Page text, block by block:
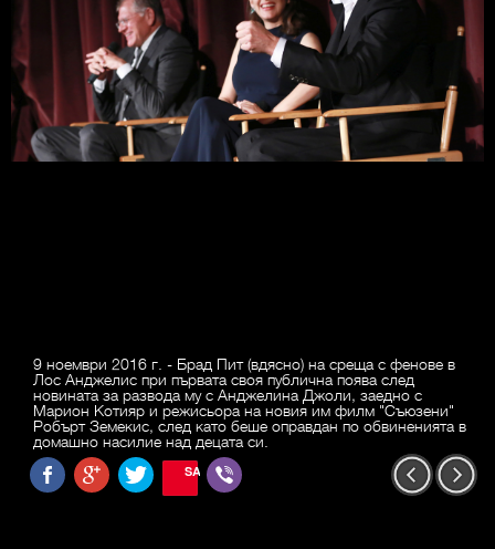
9 ноември 2016 г. - Брад Пит (вдясно) на среща с фенове в
Лос Анджелис при първата своя публична поява след
новината за развода му с Анджелина Джоли, заедно с
Марион Котияр и режисьора на новия им филм "Съюзени"
Робърт Земекис, след като беше оправдан по обвиненията в
домашно насилие над децата си.
SAVE